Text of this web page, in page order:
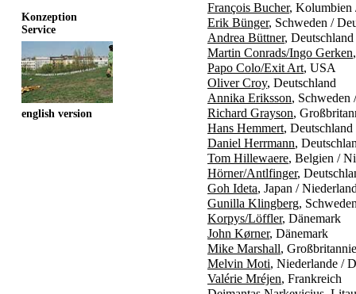
Konzeption
Service
english version
François Bucher, Kolumbien
Erik Bünger, Schweden /
Andrea Büttner,
Martin Conrads/Ingo Gerken
Papo Colo/Exit Art, USA
Oliver Croy, Deutschland
Annika Eriksson, Schweden
Richard Grayson,
Hans Hemmert, Deutschland
Daniel Herrmann,
Tom Hillewaere, Belgien /
Hörner/Antlfinger,
Goh Ideta, Japan /
Gunilla Klingberg,
Korpys/Löffler, Dänemark
John Kørner, Dänemark
Mike Marshall,
Melvin Moti, Niederlande /
Valérie Mréjen, Frankreich